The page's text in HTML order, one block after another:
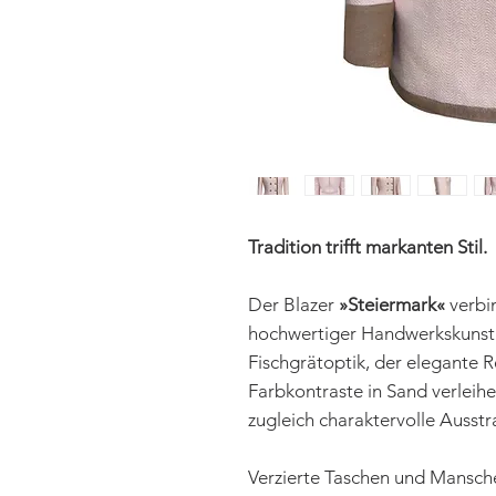
Tradition trifft markanten Stil.
Der Blazer »Steiermark«
hochwertiger
Fischgrätoptik, der elegante
Farbkontraste in Sand
zugleich charaktervolle
Verzierte Taschen und